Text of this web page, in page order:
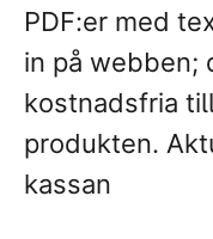
PDF:er med
in på webben;
kostnadsfria
produkten.
kassan